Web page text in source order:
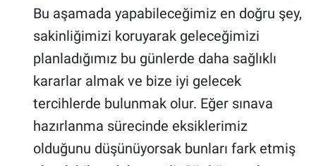
Bu aşamada yapabileceğimiz en doğru şey,
sakinliğimizi koruyarak geleceğimizi
planladığımız bu günlerde daha sağlıklı
kararlar almak ve bize iyi gelecek
tercihlerde bulunmak olur. Eğer sınava
hazırlanma sürecinde eksiklerimiz
olduğunu düşünüyorsak bunları fark etmiş